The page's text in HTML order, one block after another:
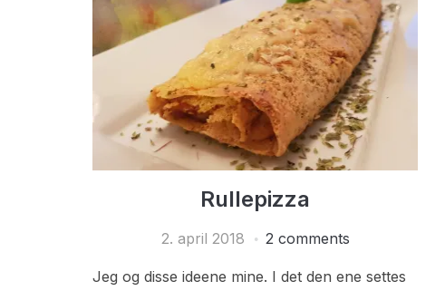
Rullepizza
2. april 2018 2 comments
Jeg og disse ideene mine. I det den ene settes